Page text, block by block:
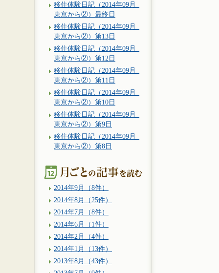
移住体験日記（2014年09月_
東京から②）最終日
移住体験日記（2014年09月_
東京から②）第13日
移住体験日記（2014年09月_
東京から②）第12日
移住体験日記（2014年09月_
東京から②）第11日
移住体験日記（2014年09月_
東京から②）第10日
移住体験日記（2014年09月_
東京から②）第9日
移住体験日記（2014年09月_
東京から②）第8日
2014年9月（8件）
2014年8月（25件）
2014年7月（8件）
2014年6月（1件）
2014年2月（4件）
2014年1月（13件）
2013年8月（43件）